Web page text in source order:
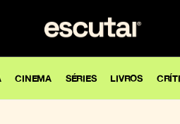
CINEMA SÉRIES LIVROS